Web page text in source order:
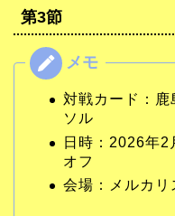
第3節
対戦カード：鹿
ソル
日時：2026年2
オフ
会場：メルカリ